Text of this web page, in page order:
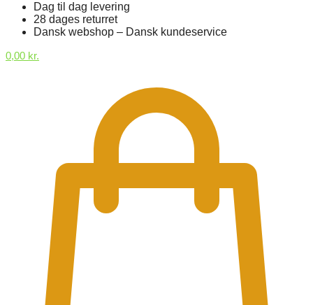
Dag til dag levering
28 dages returret
Dansk webshop – Dansk kundeservice
0,00 kr.